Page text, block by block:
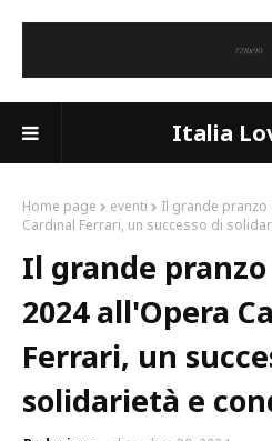
Italia
Home page eventi
Il grande pranzo
Cardinal Ferrari, un successo di
Il grande
2024 all'Opera
Ferrari, un
solidarietà e